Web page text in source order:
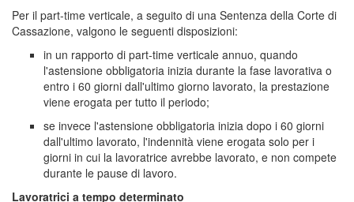
Per il part-time verticale, a seguito di una Sentenza della Corte di
Cassazione, valgono le seguenti disposizioni:
in un rapporto di part-time verticale annuo, quando
l'astensione obbligatoria inizia durante la fase lavorativa o
entro i 60 giorni dall'ultimo giorno lavorato, la prestazione
viene erogata per tutto il periodo;
se invece l'astensione obbligatoria inizia dopo i 60 giorni
dall'ultimo lavorato, l'indennità viene erogata solo per i
giorni in cui la lavoratrice avrebbe lavorato, e non compete
durante le pause di lavoro.
Lavoratrici a tempo determinato